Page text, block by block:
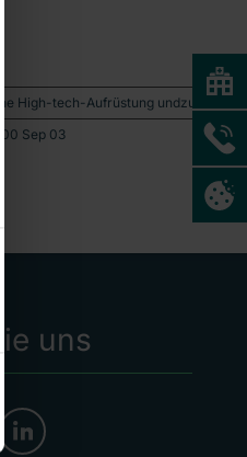
tech-Aufrüstung
Sep 03
uns